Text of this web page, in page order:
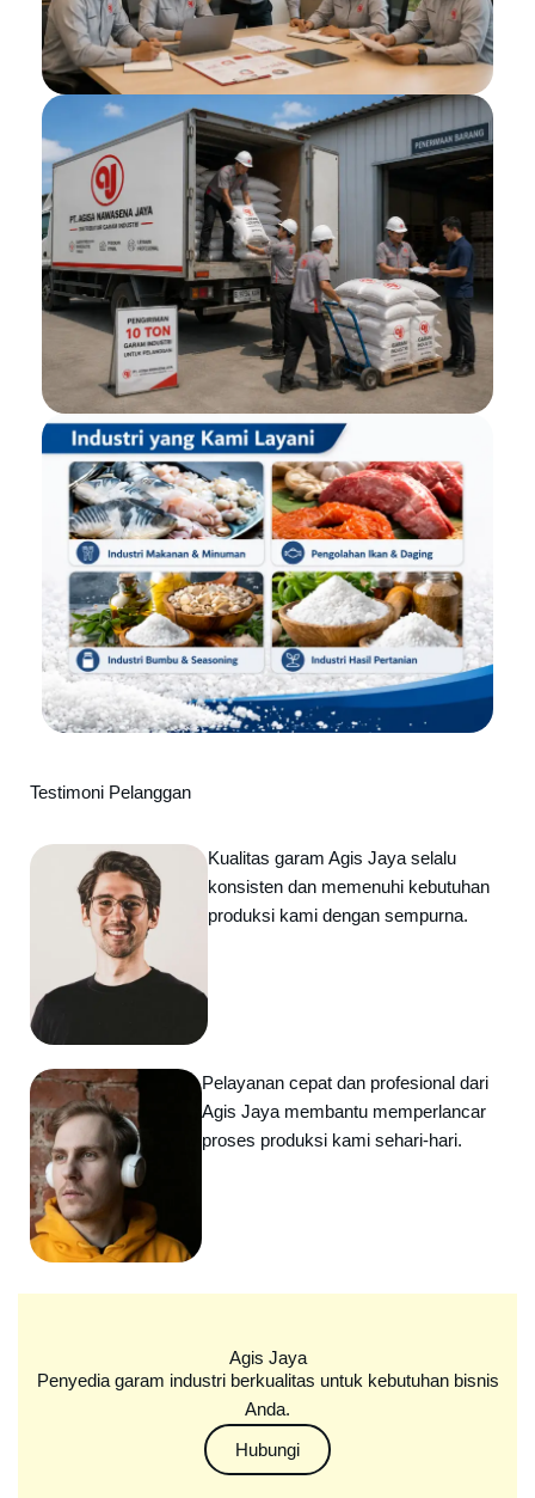
Testimoni Pelanggan
Kualitas garam Agis Jaya selalu
konsisten dan memenuhi kebutuhan
produksi kami dengan sempurna.
Pelayanan cepat dan profesional dari
Agis Jaya membantu memperlancar
proses produksi kami sehari-hari.
Agis Jaya
Penyedia garam industri berkualitas untuk kebutuhan bisnis
Anda.
Hubungi